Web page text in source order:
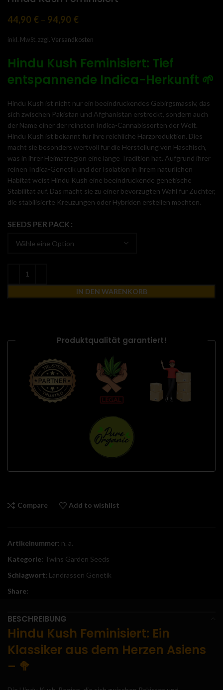
44,90 € – 94,90 €
inkl. MwSt. zzgl. Versandkosten
Hindu Kush Feminisiert: Tief
entspannende Indica-Herkunft 🌱
Hindu Kush ist nicht nur ein beeindruckendes Gebirgsmassiv, das
sich zwischen Pakistan und Afghanistan erstreckt, sondern auch
der Name einer der reinsten Indica-Cannabissorten der Welt.
Hindu Kush ist bekannt für ihre reichliche Harzproduktion. Dies
macht sie besonders wertvoll für die Herstellung von Haschisch,
was in ihrer Heimatregion eine lange Tradition hat. Aufgrund ihrer
reinen Indica-Genetik und der Isolation in ihrem natürlichen
Habitat weist Hindu Kush eine beeindruckende genetische
Stabilität auf. Das macht sie zu einer bevorzugten Wahl für Züchter,
die stabilisierte Kreuzungen oder Hybriden erstellen möchten.
SEEDS PER PACK
IN DEN WARENKORB
Produktqualität garantiert!
Compare Add to wishlist
Artikelnummer: n. a.
Kategorie: Twins Garden Seeds
Schlagwort: Landrassen Genetik
Share:
BESCHREIBUNG
Hindu Kush Feminisiert: Ein
Klassiker aus dem Herzen Asiens
– 🥦